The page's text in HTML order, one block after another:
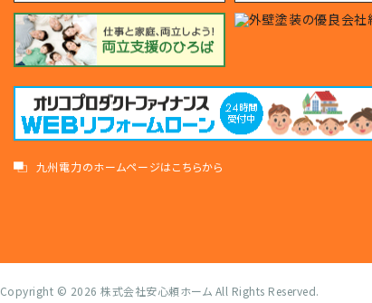
九州電力のホームページはこちらから
Copyright © 2026 株式会社安心頼ホーム All Rights Reserved.